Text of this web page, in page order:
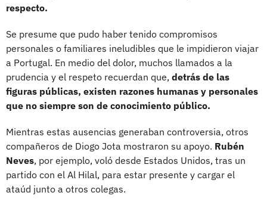
respecto.
Se presume que pudo haber tenido compromisos
personales o familiares ineludibles que le impidieron viajar
a Portugal. En medio del dolor, muchos llamados a la
prudencia y el respeto recuerdan que, detrás de las
figuras públicas, existen razones humanas y personales
que no siempre son de conocimiento público.
Mientras estas ausencias generaban controversia, otros
compañeros de Diogo Jota mostraron su apoyo. Rubén
Neves, por ejemplo, voló desde Estados Unidos, tras un
partido con el Al Hilal, para estar presente y cargar el
ataúd junto a otros colegas.